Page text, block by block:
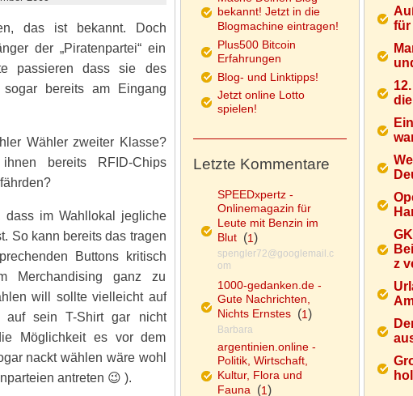
das ist bekannt. Doch
der „Piratenpartei“ ein
passieren dass sie des
bereits am Eingang
Wähler zweiter Klasse?
bereits RFID-Chips
dass im Wahllokal jegliche
So kann bereits das tragen
Buttons kritisch
Merchandising ganz zu
will sollte vielleicht auf
auf sein T-Shirt gar nicht
Möglichkeit es vor dem
nackt wählen wäre wohl
antreten 😉 ).
für
z
bekannt! Jetzt in die
Blogmachine eintragen!
Plus500 Bitcoin
Erfahrungen
Blog- und Linktipps!
Jetzt online Lotto
spielen!
Letzte Kommentare
SPEEDxpertz -
Onlinemagazin für
Leute mit Benzin im
Blut(1)
spengler72@googlemail.c
om
1000-gedanken.de -
Gute Nachrichten,
Nichts Ernstes(1)
Barbara
argentinien.online -
Politik, Wirtschaft,
Kultur, Flora und
Fauna(1)